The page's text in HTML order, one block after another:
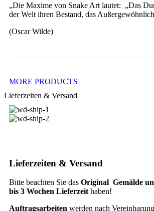
„Die Maxime von Snake Art lautet: „Das
der Welt ihren Bestand, das
(Oscar Wilde)
MORE PRODUCTS
Lieferzeiten & Versand
Lieferzeiten & Versand
Bitte beachten Sie das Original Gemälde
bis 3 Wochen Lieferzeithaben!
Auftragsarbeiten werden nach